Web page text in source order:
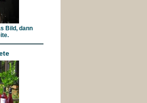
Bild, dann